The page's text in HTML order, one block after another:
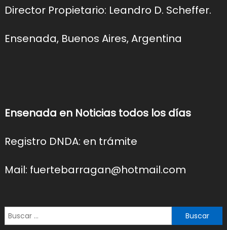
Director Propietario: Leandro D. Scheffer.
Ensenada, Buenos Aires, Argentina
Ensenada en Noticias todos los días
Registro DNDA: en trámite
Mail: fuertebarragan@hotmail.com
Buscar: